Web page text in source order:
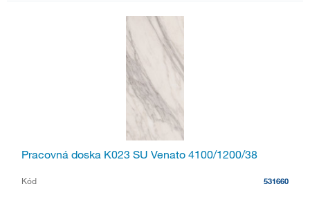
Pracovná doska K023 SU Venato 4100/1200/38
Kód 531660